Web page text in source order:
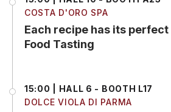
COSTA D'ORO SPA
Each recipe has its perfect
Food Tasting
15:00 | HALL 6 - BOOTH L17
DOLCE VIOLA DI PARMA